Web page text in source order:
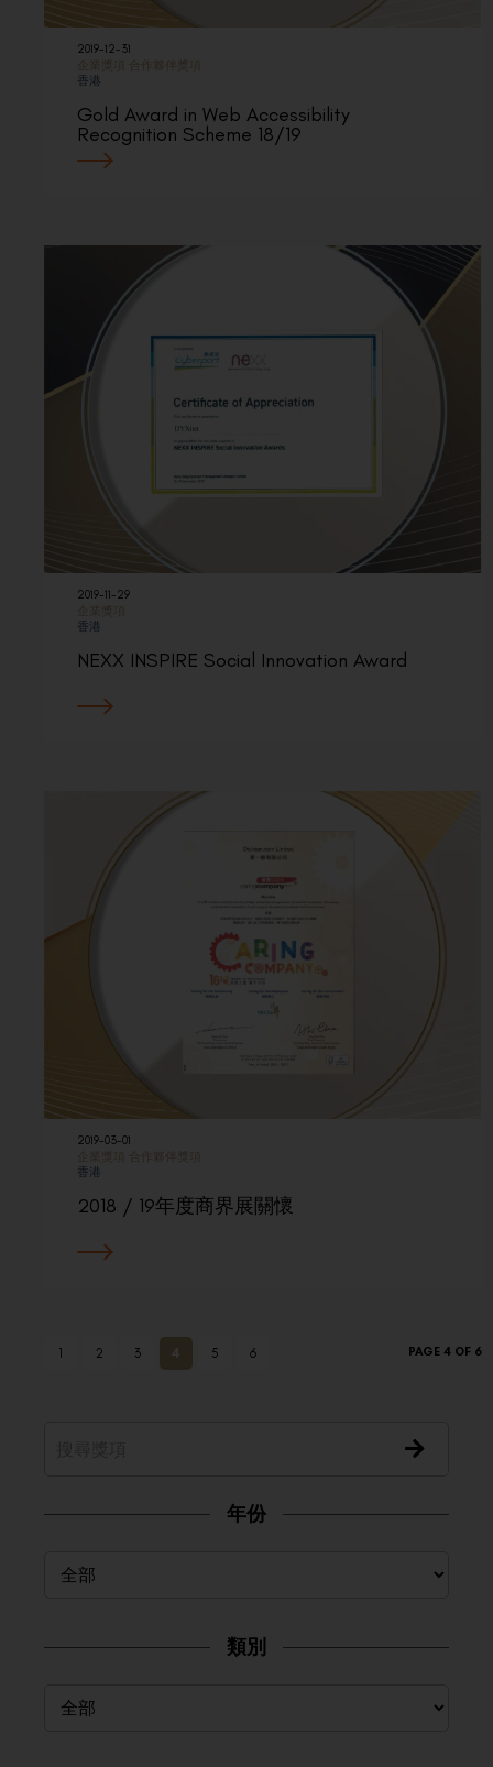
2019-12-31
企業獎項 合作夥伴獎項
香港
Gold Award in Web Accessibility
Recognition Scheme 18/19
2019-11-29
企業獎項
香港
NEXX INSPIRE Social Innovation Award
2019-03-01
企業獎項 合作夥伴獎項
香港
2018 / 19年度商界展關懷
1 2 3 4 5 6 PAGE 4 OF 6
年份
類別